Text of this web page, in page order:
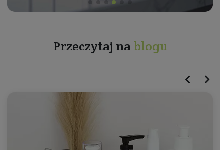
Przeczytaj na blogu